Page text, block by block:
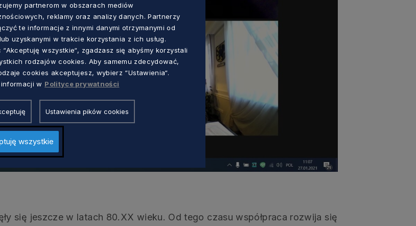
się jeszcze w latach 80.XX wieku. Od tego czasu współpraca rozwija się
partnerom w obszarach mediów
reklamy oraz analizy danych. Partnerzy
te informacje z innymi danymi otrzymanymi od
uzyskanymi w trakcie korzystania z ich usług.
“Akceptuję wszystkie“, zgadzasz się abyśmy korzystali
rodzajów cookies. Aby samemu zdecydować,
cookies akceptujesz, wybierz “Ustawienia“.
w Polityce prywatności
Ustawienia pików cookies
wszystkie